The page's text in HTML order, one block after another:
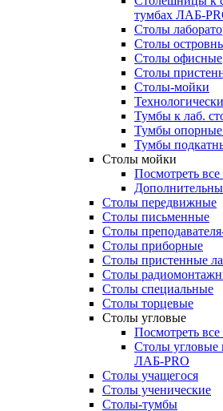
тумбах ЛАБ-
Столы
Столы
Столы офисные
Столы
Столы-мойки
Тумбы к лаб.
Тумбы
Тумбы
Столы мойки
Посмотреть
Столы передвижные
Столы письменные
Столы
Столы приборные
Столы пристенные
Столы
Столы специальные
Столы торцевые
Столы угловые
Посмотреть
Столы угловые
ЛАБ-PRO
Столы учащегося
Столы ученические
Столы-тумбы